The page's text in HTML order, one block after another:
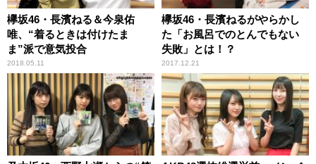
欅坂46・長濱ねる＆今泉佑
唯、“着るときは付けたま
ま”派で意気投合
2018.05.11
欅坂46・長濱ねるがやらかし
た「お風呂でのとんでもない
失敗」とは！？
2017.12.21